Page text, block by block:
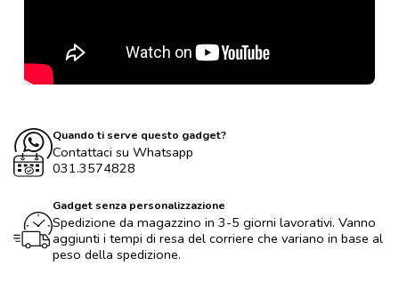
Quando ti serve questo gadget?
Contattaci su Whatsapp
031.3574828
Gadget senza personalizzazione
Spedizione da magazzino in 3-5 giorni lavorativi. Vanno
aggiunti i tempi di resa del corriere che variano in base al
peso della spedizione.